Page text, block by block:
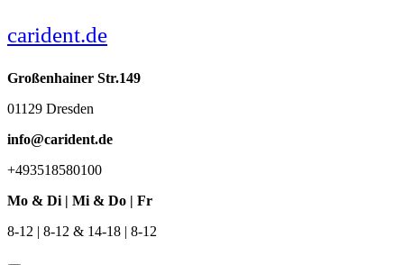
Skip
to
carident.de
Großenhainer Str.149
01129 Dresden
info@carident.de
+493518580100
Mo & Di | Mi & Do | Fr
8-12 | 8-12 & 14-18 | 8-12